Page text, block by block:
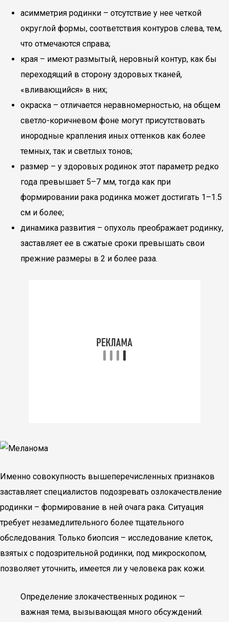
асимметрия родинки – отсутствие у нее четкой
округлой формы, соответствия контуров слева, тем,
что отмечаются справа;
края – имеют размытый, неровный контур, как бы
переходящий в сторону здоровых тканей,
«вливающийся» в них;
окраска – отличается неравномерностью, на общем
светло-коричневом фоне могут присутствовать
инородные крапления иных оттенков как более
темных, так и светлых тонов;
размер – у здоровых родинок этот параметр редко
года превышает 5–7 мм, тогда как при
формировании рака родинка может достигать 1–1.5
см и более;
динамика развития – опухоль преображает родинку,
заставляет ее в сжатые сроки превышать свои
прежние размеры в 2 и более раза.
Именно совокупность вышеперечисленных признаков
заставляет специалистов подозревать озлокачествление
родинки – формирование в ней очага рака. Ситуация
требует незамедлительного более тщательного
обследования. Только биопсия – исследование клеток,
взятых с подозрительной родинки, под микроскопом,
позволяет уточнить, имеется ли у человека рак кожи.
Определение злокачественных родинок —
важная тема, вызывающая много обсуждений.